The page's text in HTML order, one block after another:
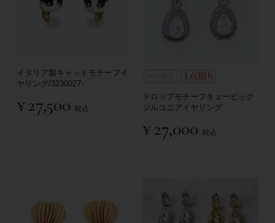
イタリア製キャットモチーフイ
ヤリング/3230027-
¥27,500 税込
ドロップモチーフキュービック
ジルコニアイヤリング
¥27,000 税込